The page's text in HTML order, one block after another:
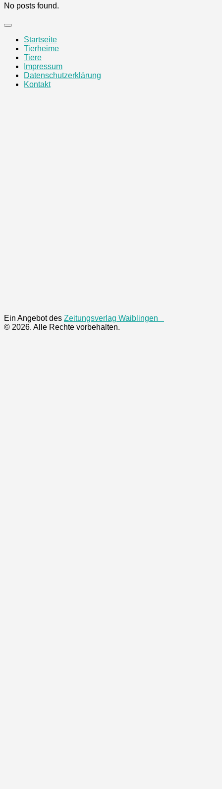
No posts found.
Startseite
Tierheime
Tiere
Impressum
Datenschutzerklärung
Kontakt
Ein Angebot des Zeitungsverlag Waiblingen
© 2026. Alle Rechte vorbehalten.